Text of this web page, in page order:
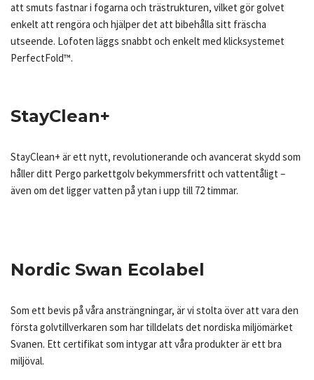
att smuts fastnar i fogarna och trästrukturen, vilket gör golvet
enkelt att rengöra och hjälper det att bibehålla sitt fräscha
utseende. Lofoten läggs snabbt och enkelt med klicksystemet
PerfectFold™.
StayClean+
StayClean+ är ett nytt, revolutionerande och avancerat skydd som
håller ditt Pergo parkettgolv bekymmersfritt och vattentåligt –
även om det ligger vatten på ytan i upp till 72 timmar.
Nordic Swan Ecolabel
Som ett bevis på våra ansträngningar, är vi stolta över att vara den
första golvtillverkaren som har tilldelats det nordiska miljömärket
Svanen. Ett certifikat som intygar att våra produkter är ett bra
miljöval.